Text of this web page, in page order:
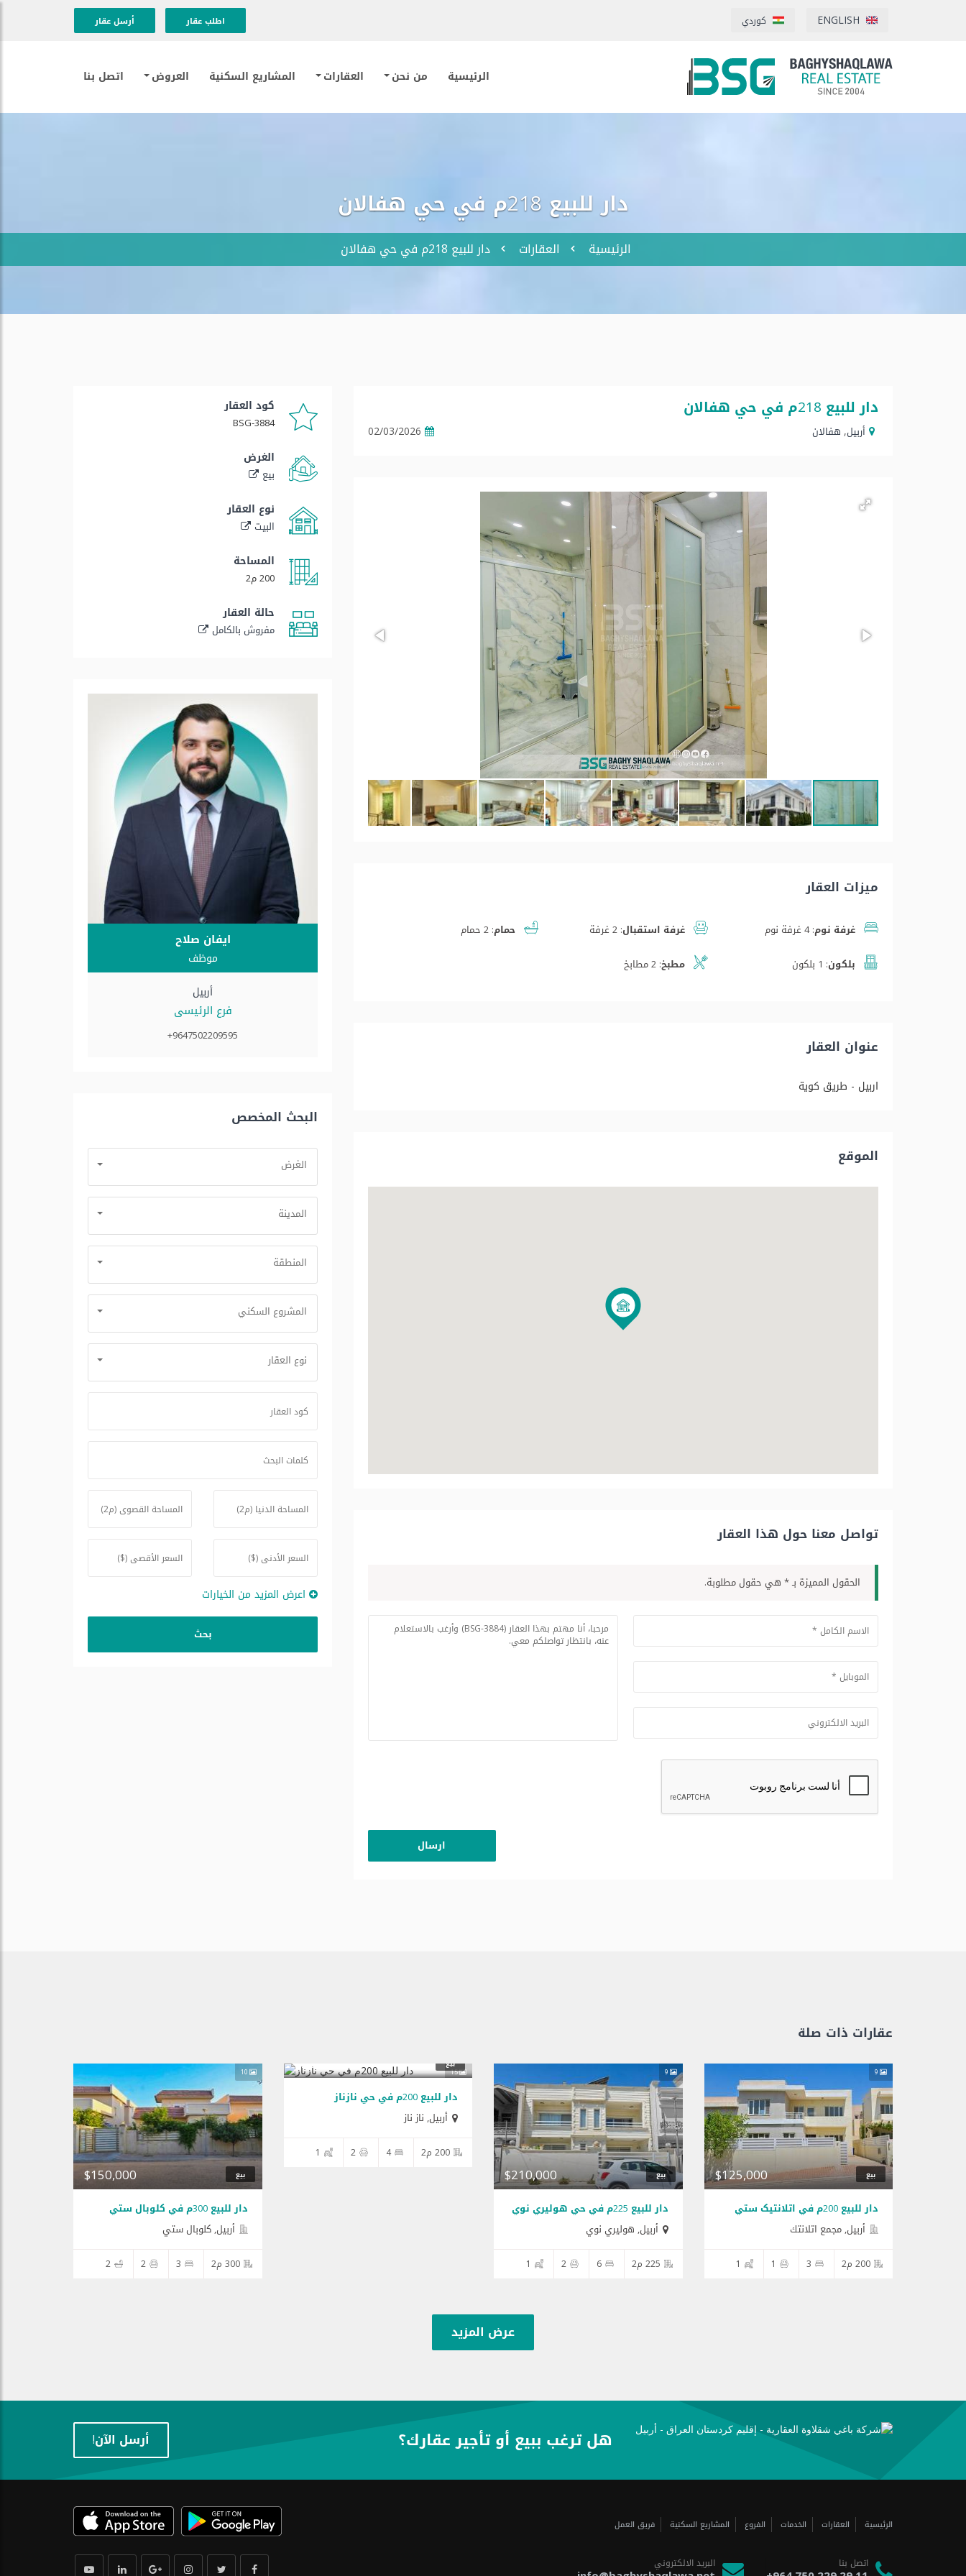
ENGLISH كوردي اطلب عقار أرسل عقار
الرئيسية من نحن العقارات المشاريع السكنية العروض اتصل بنا
دار للبيع 218م في حي هفالان
الرئيسية العقارات دار للبيع 218م في حي هفالان
دار للبيع 218م في حي هفالان
أربيل, هفالان 02/03/2026
ميزات العقار
غرفة نوم:4 غرفة نوم غرفة استقبال: حمام: 2 حمام
بلكون:
مطبخ:
عنوان العقار
اربيل - طريق کویة
الموقع
تواصل معنا حول هذا العقار
الحقول المميزة بـ * هي حقول مطلوبة.
كود العقار
BSG-3884
الغرض
بيع
نوع العقار
البيت
المساحة
200 م2
حالة العقار
مفروش بالكامل
ايفان صلاح
موظف
أربيل
فرع الرئيسى
+9647502209595
البحث المخصص
الغرض
المدينة
المنطقة
المشروع السكني
نوع العقار
اعرض المزيد من الخيارات
عقارات ذات صلة
9
بيع $125,000
دار للبيع 200م في اتلانتیک ستي
أربيل, مجمع اتلانتك
200 م2 3
1
1
9
بيع $210,000
دار للبيع 225م في حي هولیري نوي
أربيل, هولیري نوي
225 م2 6
2
1
15
بيع $280,000
دار للبيع 200م في حي نازناز
أربيل, ناز ناز
200 م2 4
2
1
10
بيع $150,000
دار للبيع 300م في کلوبال ستي
أربيل, كلوبال ستي
300 م2 3
2
2
عرض المزيد
هل ترغب ببيع أو تأجير عقارك؟ أرسل الآن!
الرئيسية العقارات الخدمات الفروع المشاريع السكنية فريق العمل
اتصل بنا البريد الالكتروني